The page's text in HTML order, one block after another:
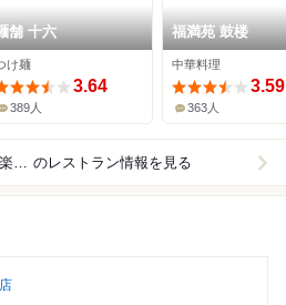
舗 十六
け麺
3.64
389人
福満苑 鼓楼
中華料理
3.59
363人
要町～平和台（有楽町線） のレストラン情報を見る